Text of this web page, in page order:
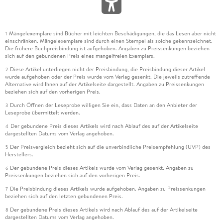
1 Mängelexemplare sind Bücher mit leichten Beschädigungen, die das Lesen aber nicht
einschränken. Mängelexemplare sind durch einen Stempel als solche gekennzeichnet.
Die frühere Buchpreisbindung ist aufgehoben. Angaben zu Preissenkungen beziehen
sich auf den gebundenen Preis eines mangelfreien Exemplars.
2 Diese Artikel unterliegen nicht der Preisbindung, die Preisbindung dieser Artikel
wurde aufgehoben oder der Preis wurde vom Verlag gesenkt. Die jeweils zutreffende
Alternative wird Ihnen auf der Artikelseite dargestellt. Angaben zu Preissenkungen
beziehen sich auf den vorherigen Preis.
3 Durch Öffnen der Leseprobe willigen Sie ein, dass Daten an den Anbieter der
Leseprobe übermittelt werden.
4 Der gebundene Preis dieses Artikels wird nach Ablauf des auf der Artikelseite
dargestellten Datums vom Verlag angehoben.
5 Der Preisvergleich bezieht sich auf die unverbindliche Preisempfehlung (UVP) des
Herstellers.
6 Der gebundene Preis dieses Artikels wurde vom Verlag gesenkt. Angaben zu
Preissenkungen beziehen sich auf den vorherigen Preis.
7 Die Preisbindung dieses Artikels wurde aufgehoben. Angaben zu Preissenkungen
beziehen sich auf den letzten gebundenen Preis.
8 Der gebundene Preis dieses Artikels wird nach Ablauf des auf der Artikelseite
dargestellten Datums vom Verlag angehoben.